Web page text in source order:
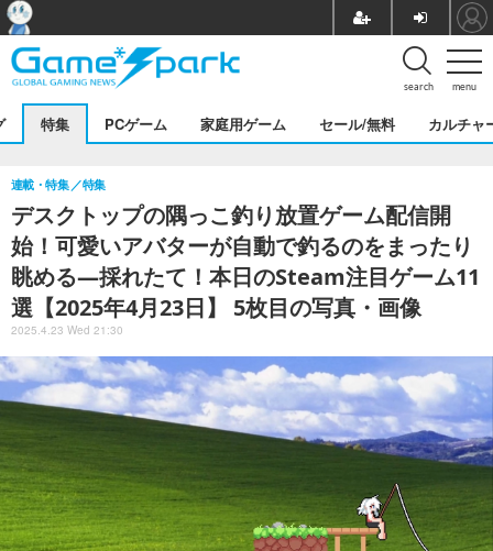
menu
search
特集 PCゲーム 家庭用ゲーム セール/無料 カルチャ
デスクトップの隅っこ釣り放置ゲーム配信開
始！可愛いアバターが自動で釣るのをまったり
眺める―採れたて！本日のSteam注目ゲーム11
選【2025年4月23日】 5枚目の写真・画像
連載・特集 特集
2025.4.23 Wed 21:30